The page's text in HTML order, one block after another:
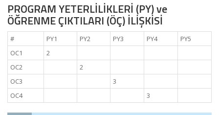
PROGRAM YETERLİLİKLERİ (PY) ve
ÖĞRENME ÇIKTILARI (ÖÇ) İLİŞKİSİ
# PY1 PY2 PY3 PY4
PY5
OC1
2
OC2
2
OC3
3
OC4
3